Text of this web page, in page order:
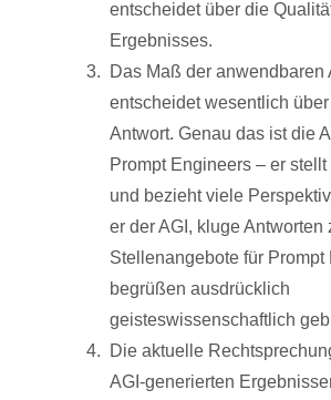
entscheidet über die
Ergebnisses.
Das Maß der
entscheidet wesentlich
Antwort. Genau das ist die
Prompt Engineers – er
und bezieht viele
er der AGI, kluge
Stellenangebote für Prompt
begrüßen ausdrücklich
geisteswissenschaftlich
Die aktuelle
AGI-generierten